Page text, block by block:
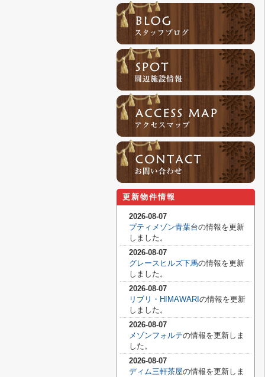
更新物件情報
2026-08-07
プティメゾン青葉台の情報を更新
しました。
2026-08-07
グレースヒルズ下馬の情報を更新
しました。
2026-08-07
リブリ・HIMAWARI の情報を更新
しました。
2026-08-07
メゾンフォルテの情報を更新しま
した。
2026-08-07
ディム三軒茶屋の情報を更新しま